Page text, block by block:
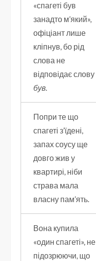
«спагеті був
занадто м’який»,
офіціант лише
кліпнув, бо рід
слова не
відповідає слову
був.
Попри те що
спагеті з’їдені,
запах соусу ще
довго жив у
квартирі, ніби
страва мала
власну пам’ять.
Вона купила
«один спагеті», не
підозрюючи, що